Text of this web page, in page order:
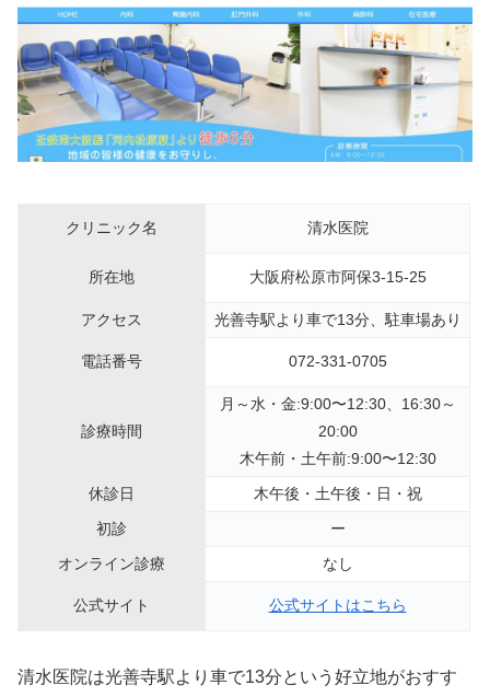
クリニック名 清水医院
所在地 大阪府松原市阿保3-15-25
アクセス 光善寺駅より車で13分、駐車場あり
電話番号 072-331-0705
診療時間
月～水・金:9:00〜12:30、16:30～
20:00
木午前・土午前:9:00〜12:30
休診日
木午後・土午後・日・祝
初診
ー
オンライン診療
なし
公式サイト 公式サイトはこちら
清水医院は光善寺駅より車で13分という好立地がおすす